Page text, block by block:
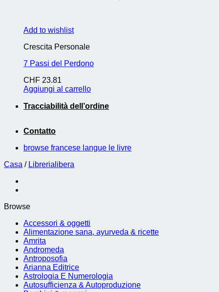
Add to wishlist
Crescita Personale
7 Passi del Perdono
CHF 23.81
Aggiungi al carrello
Tracciabilità dell’ordine
Contatto
browse francese langue le livre
Casa / Librerialibera
Browse
Accessori & oggetti
Alimentazione sana, ayurveda & ricette
Amrita
Andromeda
Antroposofia
Arianna Editrice
Astrologia E Numerologia
Autosufficienza & Autoproduzione